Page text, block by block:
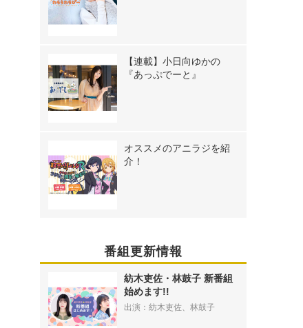
【連載】小日向ゆかの
『あっぷでーと』
オススメのアニラジを紹
介！
番組更新情報
紡木吏佐・林鼓子 新番組
始めます!!
出演：紡木吏佐、林鼓子